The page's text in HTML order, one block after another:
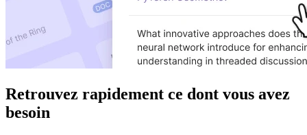
Retrouvez rapidement ce dont vous avez
besoin